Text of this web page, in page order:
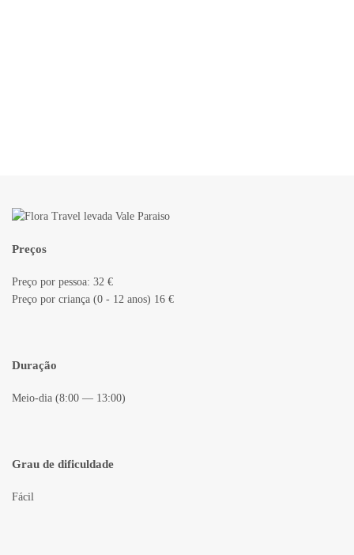
Preços
Preço por pessoa: 32 €
Preço por criança (0 - 12 anos) 16 €
Duração
Meio-dia (8:00 — 13:00)
Grau de dificuldade
Fácil